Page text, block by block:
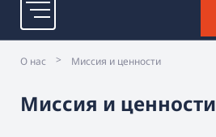
О нас > Миссия и ценности
Миссия и ценности